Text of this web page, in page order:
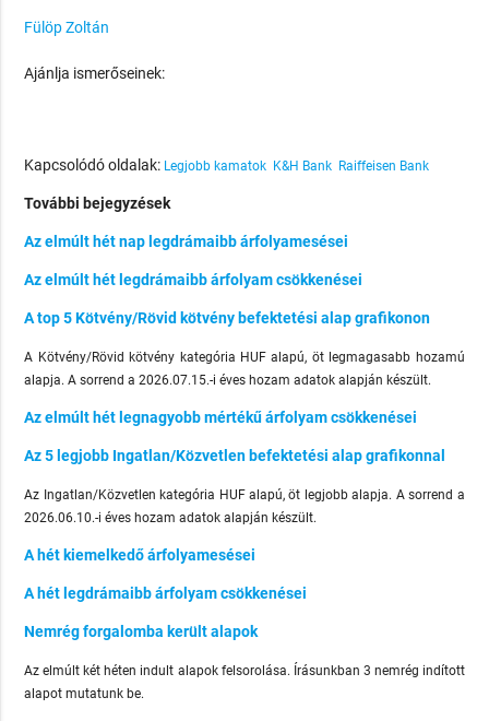
Fülöp Zoltán
Ajánlja ismerőseinek:
Kapcsolódó oldalak: Legjobb kamatok K&H Bank Raiffeisen Bank
További bejegyzések
Az elmúlt hét nap legdrámaibb árfolyamesései
Az elmúlt hét legdrámaibb árfolyam csökkenései
A top 5 Kötvény/Rövid kötvény befektetési alap grafikonon
A Kötvény/Rövid kötvény kategória HUF alapú, öt legmagasabb hozamú
alapja. A sorrend a 2026.07.15.-i éves hozam adatok alapján készült.
Az elmúlt hét legnagyobb mértékű árfolyam csökkenései
Az 5 legjobb Ingatlan/Közvetlen befektetési alap grafikonnal
Az Ingatlan/Közvetlen kategória HUF alapú, öt legjobb alapja. A sorrend a
2026.06.10.-i éves hozam adatok alapján készült.
A hét kiemelkedő árfolyamesései
A hét legdrámaibb árfolyam csökkenései
Nemrég forgalomba került alapok
Az elmúlt két héten indult alapok felsorolása. Írásunkban 3 nemrég indított
alapot mutatunk be.